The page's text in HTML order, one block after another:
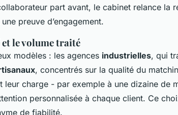
part avant, le cabinet relance la
preuve d’engagement.
le volume traité
modèles : les agences industrielles, qui
, concentrés sur la qualité du
leur charge - par exemple à une dizaine de
personnalisée à chaque client. Ce
de fiabilité.